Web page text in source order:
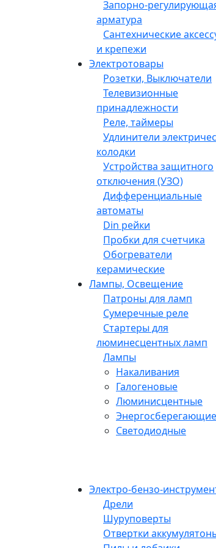
Запорно-
арматура
Сантехнические
и крепежи
Электротовары
Розетки, Выключатели
Телевизионные
принадлежности
Реле, таймеры
Удлинители
колодки
Устройства защитного
отключения (УЗО)
Дифференциальные
автоматы
Din рейки
Пробки для счетчика
Обогреватели
керамические
Лампы, Освещение
Патроны для ламп
Сумеречные реле
Стартеры для
люминесцентных ламп
Лампы
Накаливания
Галогеновые
Люминисцентные
Энергосберегающие
Светодиодные
Электро-бензо-
Дрели
Шуруповерты
Отвертки